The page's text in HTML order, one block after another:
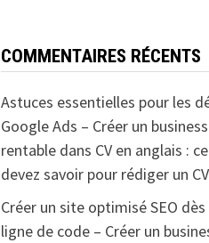
COMMENTAIRES RÉCENTS
Astuces essentielles pour les
Google Ads – Créer un
rentabledans CV en anglais :
devez savoir pour rédiger un
Créer un site optimisé SEO
ligne de code – Créer un